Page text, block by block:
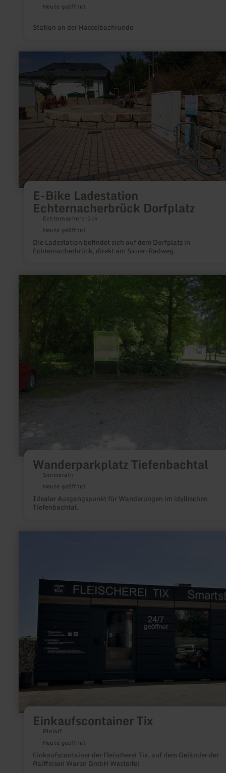
Heute geöffnet
Station an der Hasselbachrunde
E-Bike Ladestation
Echternacherbrück Dorfplatz
Echternacherbrück
Heute geöffnet
Die Ladestation befindet sich auf dem Dorfplatz in
Echternacherbrück, direkt am Sauer-Radweg.
zu:
E-
Bike
Ladestation
Echternacherbrück
Dorfplatz
Wanderparkplatz Tiefenbachtal
Simmerath
Heute geöffnet
Idealer Ausgangspunkt für Wanderungen im idyllischen
Tiefenbachtal.
mehr
Wanderparkplatz
Tiefenbachtal
Einkaufscontainer Tix
Bleialf
Heute geöffnet
Einkaufscontainer der Fleischerei Tix, auf dem Geländer der
Raiffeisen Waren GmbH Westeifel